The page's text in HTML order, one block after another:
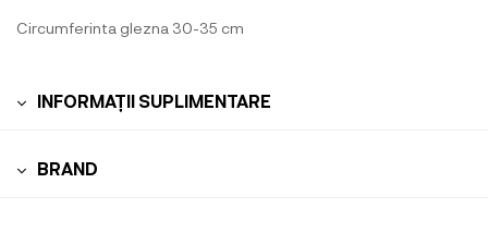
Circumferinta glezna 30-35 cm
INFORMAȚII SUPLIMENTARE
BRAND